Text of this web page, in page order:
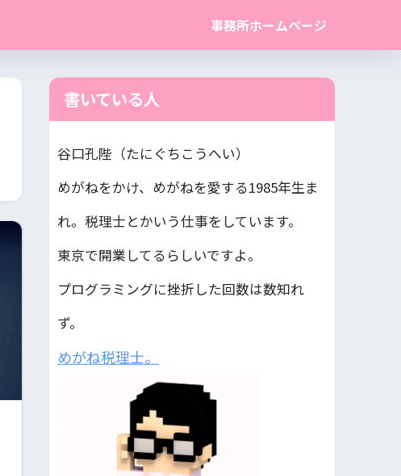
事務所ホームページ
書いている人
谷口孔陛（たにぐちこうへい）
めがねをかけ、めがねを愛する1985年生ま
れ。税理士とかいう仕事をしています。
東京で開業してるらしいですよ。
プログラミングに挫折した回数は数知れ
ず。
めがね税理士。